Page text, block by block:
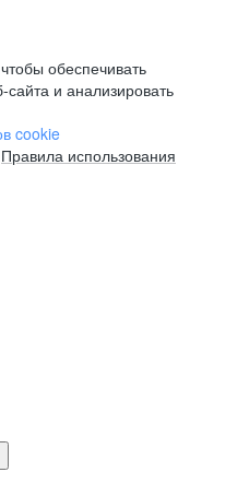
обеспечивать
и анализировать
cookie
Правила использования